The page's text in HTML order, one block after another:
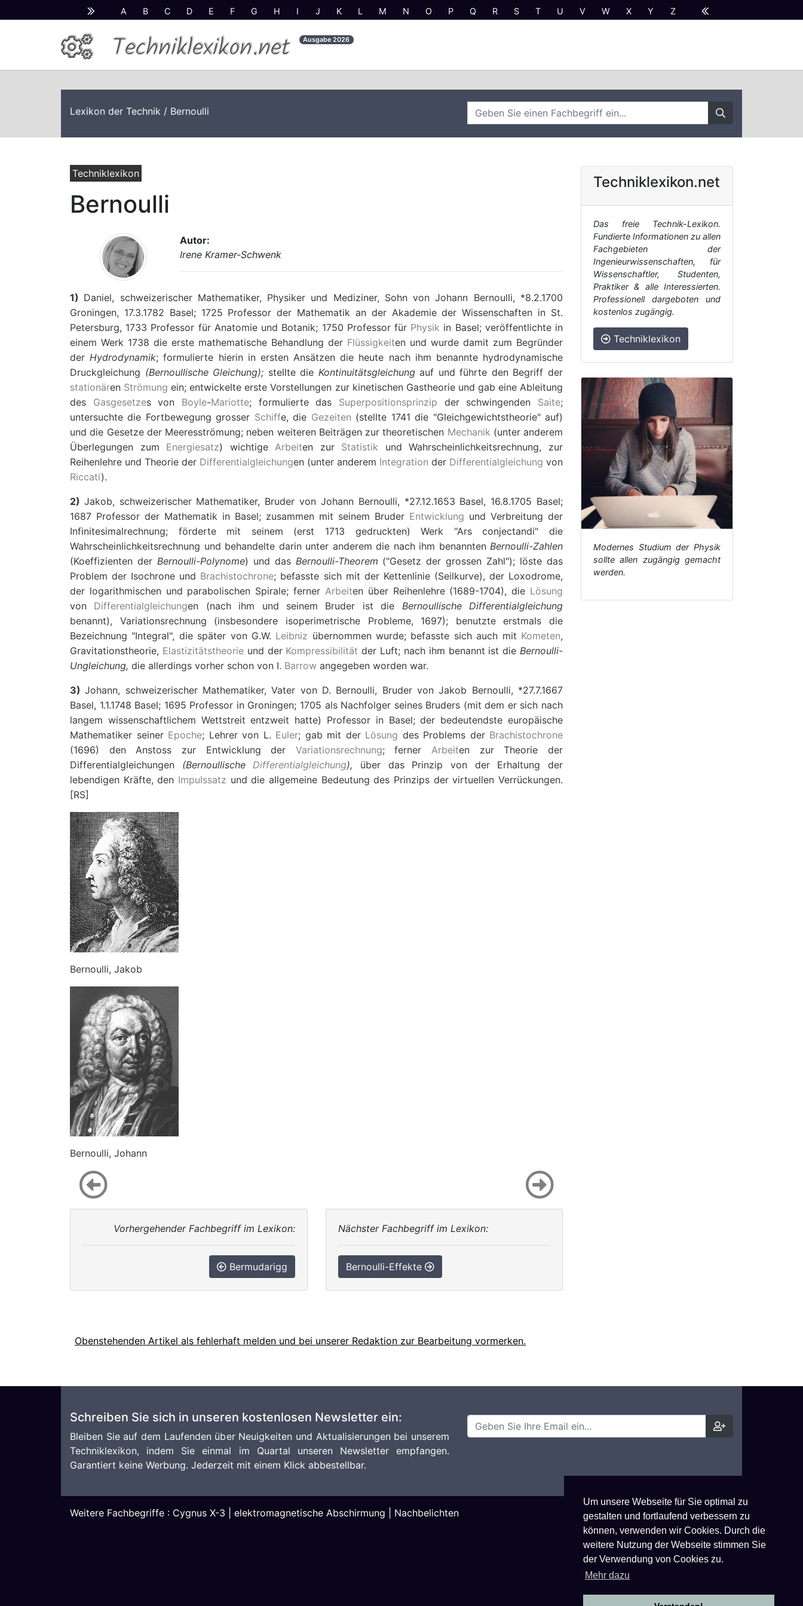
Um unsere Webseite für Sie optimal zu
gestalten und fortlaufend verbessern zu
können, verwenden wir Cookies. Durch die
weitere Nutzung der Webseite stimmen Sie
der Verwendung von Cookies zu.
Mehr dazu
A B C D E F G H I J K L M N O P Q R S T U V W X Y Z
Techniklexikon.net Ausgabe2026
Lexikon der Technik / Bernoulli
Techniklexikon
Bernoulli
Autor:
Irene Kramer-Schwenk
1) Daniel, schweizerischer Mathematiker, Physiker und Mediziner, Sohn von Johann Bernoulli, *8.2.1700
Groningen, 17.3.1782 Basel; 1725 Professor der Mathematik an der Akademie der Wissenschaften in St.
Petersburg, 1733 Professor für Anatomie und Botanik; 1750 Professor für Physik in Basel; veröffentlichte in
einem Werk 1738 die erste mathematische Behandlung der Flüssigkeiten und wurde damit zum Begründer
derHydrodynamik; formulierte hierin in ersten Ansätzen die heute nach ihm benannte hydrodynamische
Druckgleichung (Bernoullische Gleichung); stellte die Kontinuitätsgleichungauf und führte den Begriff der
stationären Strömung ein; entwickelte erste Vorstellungen zur kinetischen Gastheorie und gab eine Ableitung
des Gasgesetzes von Boyle-Mariotte; formulierte das Superpositionsprinzip der schwingenden Saite;
untersuchte die Fortbewegung grosser Schiffe, die Gezeiten (stellte 1741 die "Gleichgewichtstheorie" auf)
und die Gesetze der Meeresströmung; neben weiteren Beiträgen zur theoretischen Mechanik (unter anderem
Überlegungen zum Energiesatz) wichtigeArbeiten zur Statistik und Wahrscheinlichkeitsrechnung, zur
Reihenlehre und Theorie der Differentialgleichungen (unter anderem Integration der Differentialgleichung von
Riccati).
2) Jakob, schweizerischer Mathematiker, Bruder von Johann Bernoulli, *27.12.1653 Basel, 16.8.1705 Basel;
1687 Professor der Mathematik in Basel; zusammen mit seinem Bruder Entwicklung und Verbreitung der
Infinitesimalrechnung; förderte mit seinem (erst 1713 gedruckten) Werk "Ars conjectandi" die
Wahrscheinlichkeitsrechnung und behandelte darin unter anderem die nach ihm benannten Bernoulli-Zahlen
(Koeffizienten der Bernoulli-Polynome) und das Bernoulli-Theorem ("Gesetz der grossen Zahl"); löste das
Problem der Isochrone und Brachistochrone; befasste sich mit der Kettenlinie (Seilkurve), der Loxodrome,
der logarithmischen und parabolischen Spirale; ferner Arbeiten über Reihenlehre (1689-1704), die Lösung
von Differentialgleichungen (nach ihm und seinem Bruder ist die Bernoullische Differentialgleichung
benannt), Variationsrechnung (insbesondere isoperimetrische Probleme, 1697); benutzte erstmals die
Bezeichnung "Integral", die später von G.W. Leibniz übernommen wurde; befasste sich auch mit Kometen,
Gravitationstheorie, Elastizitätstheorieund der Kompressibilität der Luft; nach ihm benannt ist dieBernoulli-
Ungleichung, die allerdings vorher schon von I. Barrow angegeben worden war.
3)Johann, schweizerischer Mathematiker, Vater von D. Bernoulli, Bruder von Jakob Bernoulli, *27.7.1667
Basel, 1.1.1748 Basel; 1695 Professor in Groningen; 1705 als Nachfolger seines Bruders (mit dem er sich nach
langem wissenschaftlichem Wettstreit entzweit hatte) Professor in Basel; der bedeutendste europäische
Mathematiker seiner Epoche; Lehrer von L. Euler; gab mit der Lösung des Problems der Brachistochrone
(1696) den Anstoss zur Entwicklung der Variationsrechnung; fernerArbeiten zur Theorie der
Differentialgleichungen (BernoullischeDifferentialgleichung), über das Prinzip von der Erhaltung der
lebendigen Kräfte, den Impulssatz und die allgemeine Bedeutung des Prinzips der virtuellen Verrückungen.
[RS]
Bernoulli, Jakob
Bernoulli, Johann
Vorhergehender Fachbegriff im Lexikon:
Bermudarigg
Nächster Fachbegriff im Lexikon:
Bernoulli-Effekte
Obenstehenden Artikel als fehlerhaft melden und bei unserer Redaktion zur Bearbeitung vormerken.
Techniklexikon.net
Das freie Technik-Lexikon.
Fundierte Informationen zu allen
Fachgebieten der
Ingenieurwissenschaften, für
Wissenschaftler, Studenten,
Praktiker & alle Interessierten.
Professionell dargeboten und
kostenlos zugängig.
Techniklexikon
Modernes Studium der Physik
sollte allen zugängig gemacht
werden.
Schreiben Sie sich in unseren kostenlosen Newsletter ein:
Bleiben Sie auf dem Laufenden über Neuigkeiten und Aktualisierungen bei unserem
Techniklexikon, indem Sie einmal im Quartal unseren Newsletter empfangen.
Garantiert keine Werbung. Jederzeit mit einem Klick abbestellbar.
Weitere Fachbegriffe : Cygnus X-3 elektromagnetische Abschirmung Nachbelichten